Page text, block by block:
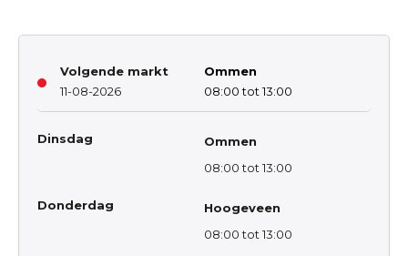
Volgende markt
11-08-2026
Ommen
08:00 tot 13:00
Dinsdag
Ommen
08:00 tot 13:00
Donderdag
Hoogeveen
08:00 tot 13:00